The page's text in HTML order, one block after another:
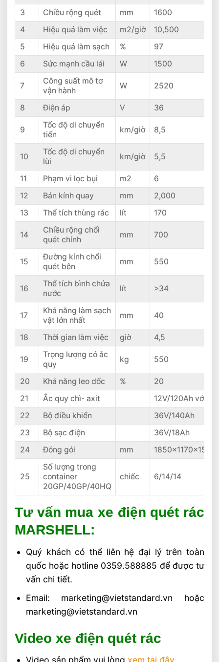
3 Chiều rộng quét mm
1600
4
Hiệu quả làm việc m2/giờ
10,500
5
Hiệu quả làm sạch %
97
6
Sức mạnh cầu lái W 1500
7
Công suất mô tơ
vận hành
W 2520
8 Điện áp V 36
9
Tốc độ di chuyển
tiến
km/giờ 8,5
10
Tốc độ di chuyển
lùi
km/giờ 5,5
11 Phạm vi lọc bụi m2
6
12
Bán kính quay mm
2,000
13
Thể tích thùng rác lít 170
14
Chiều rộng chổi
quét chính
mm 700
15
Đường kính chổi
quét bên
mm 550
16
Thể tích bình chứa
nước
lít >34
17
Khả năng làm sạch
vật lớn nhất
mm 40
18 Thời gian làm việc giờ 4,5
19
Trọng lượng có ắc
quy
kg 550
20 Khả năng leo dốc %
20
21
Ắc quy chì- axit
12V/120Ah với 3
22
Bộ điều khiển
36V/140Ah
23
Bộ sạc điện
36V/18Ah
24
Đóng gói mm 1850x1170x1515
25
Số lượng trong
container
20GP/40GP/40HQ
chiếc 6/14/14
Tư vấn mua xe điện quét rác
MARSHELL:
Quý khách có thể liên hệ đại lý trên toàn
quốc hoặc hotline 0359.588885 để được tư
vấn chi tiết.
Email: marketing@vietstandard.vn hoặc
marketing@vietstandard.vn
Video xe điện quét rác
Video sản phẩm vui lòng xem tại đây.